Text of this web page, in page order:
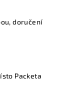
doručení
Packeta